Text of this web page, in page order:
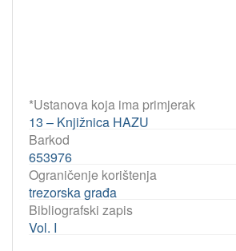
*Ustanova koja ima primjerak
13 – Knjižnica HAZU
Barkod
653976
Ograničenje korištenja
trezorska građa
Bibliografski zapis
Vol. I